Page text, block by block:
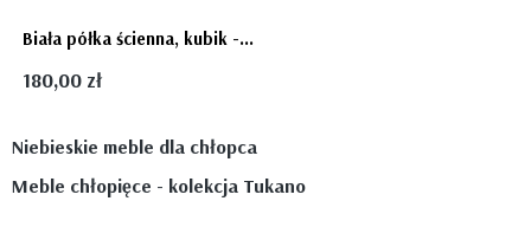
Biała półka ścienna, kubik - podwójna - prostokąt
180,00 zł
Niebieskie meble dla chłopca
Meble chłopięce - kolekcja Tukano